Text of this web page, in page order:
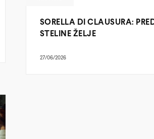
SORELLA DI CLAUSURA:
STELINE ŽELJE
27/06/2026